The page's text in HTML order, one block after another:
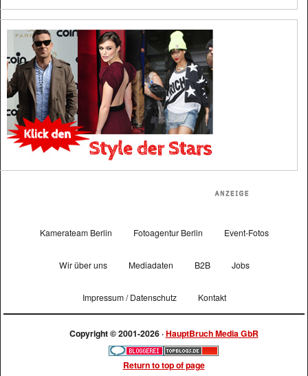
Kamerateam Berlin Fotoagentur Berlin Event-Fotos
Wir über uns Mediadaten B2B Jobs
Impressum / Datenschutz Kontakt
Copyright © 2001-2026 ·HauptBruch Media GbR
Return to top of page